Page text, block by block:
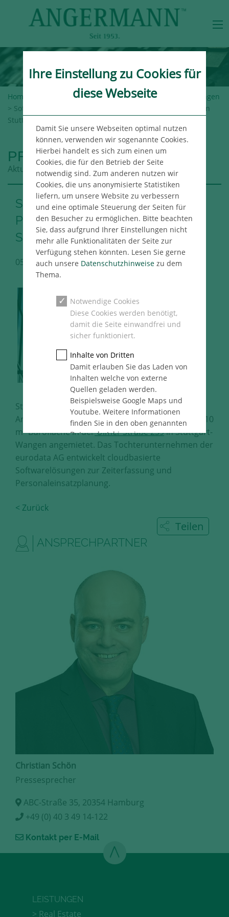
Home Angermann-Gruppe >Newsroom> Pressemeldungen
> Softwareentwickler eurodata ProPep mietet Bürofläche in
Stuttgart
PRESSEMELDUNGEN
Aktuelle Meldungen aus der Angermann Gruppe
Softwareentwickler eurodata
ProPep mietet Bürofläche in
Stuttgart
05.09.2017 Stuttgart Immo Pressemeldung
Stuttgart, 05.09.2017 – Auf Vermittlung von
Angermann hat die eurodata ProPep GmbH ca. 310
m² Bürofläche in derUlmer Straße 239in Stuttgart-
Wangen angemietet. Das Tochterunternehmen der
eurodata AG entwickelt cloudbasierte
Softwarelösungen zur Zeiterfassung und
Personaleinsatzplanung.
< Zurück
Teilen
ANSPRECHPARTNER
Christian Schön
Pressesprecher
ABC-Straße 35, 20354 Hamburg
+49 (0) 40 3 49 14-122
Kontakt per E-Mail
LEISTUNGEN
Real Estate
Ihre Einstellung zu Cookies für
diese Webseite
Damit Sie unsere Webseiten optimal nutzen
können, verwenden wir sogenannte Cookies.
Hierbei handelt es sich zum einen um
Cookies, die für den Betrieb der Seite
notwendig sind. Zum anderen nutzen wir
Cookies, die uns anonymisierte Statistiken
liefern, um unsere Website zu verbessern
und eine optimale Steuerung der Seiten für
den Besucher zu ermöglichen. Bitte beachten
Sie, dass aufgrund Ihrer Einstellungen nicht
mehr alle Funktionalitäten der Seite zur
Verfügung stehen könnten. Lesen Sie gerne
auch unsere Datenschutzhinweisezu dem
Thema.
Notwendige Cookies
Diese Cookies werden benötigt,
damit die Seite einwandfrei und
sicher funktioniert.
Inhalte von Dritten
Damit erlauben Sie das Laden von
Inhalten welche von externe
Quellen geladen werden.
Beispielsweise Google Maps und
Youtube. Weitere Informationen
finden Sie in den oben genannten
Datenschutzhinweise.
Statistik
Diese Cookies erfassen anonyme
Statistik-Daten, wie zum Beispiel
die Anzahl der Besucher auf den
dem die Seiten angesehen werden.
Aufgrund dieser Statistiken können
wir unseren Webauftritt immer
Speichern und schließen
Mehr über die genutzten Cookies erfahren